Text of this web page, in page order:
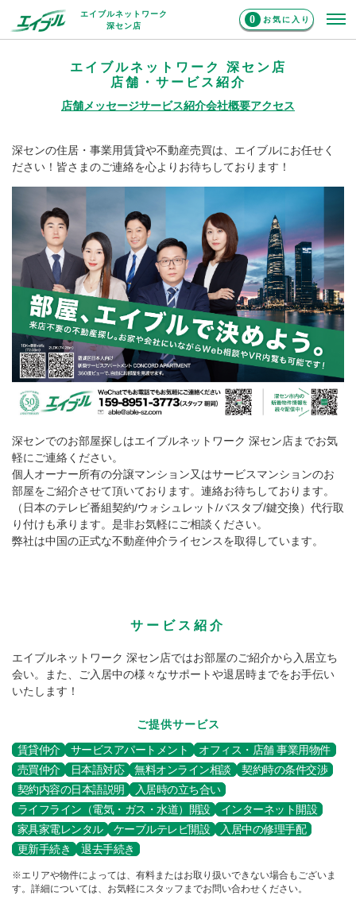
エイブルネットワーク
深セン店
0 お気に入り
エイブルネットワーク 深セン店
店舗・サービス紹介
店舗メッセージサービス紹介会社概要アクセス
深センの住居・事業用賃貸や不動産売買は、エイブルにお任せく
ださい！皆さまのご連絡を心よりお待ちしております！
深センでのお部屋探しはエイブルネットワーク 深セン店までお気
軽にご連絡ください。
個人オーナー所有の分譲マンション又はサービスマンションのお
部屋をご紹介させて頂いております。連絡お待ちしております。
（日本のテレビ番組契約/ウォシュレット/バスタブ/鍵交換）代行取
り付けも承ります。是非お気軽にご相談ください。
弊社は中国の正式な不動産仲介ライセンスを取得しています。
サービス紹介
エイブルネットワーク 深セン店ではお部屋のご紹介から入居立ち
会い。また、ご入居中の様々なサポートや退居時までをお手伝い
いたします！
ご提供サービス
賃貸仲介
サービスアパートメント
オフィス・店舗 事業用物件
売買仲介
日本語対応 無料オンライン相談
契約時の条件交渉
契約内容の日本語説明
入居時の立ち合い
ライフライン（電気・ガス・水道）開設
インターネット開設
家具家電レンタル
ケーブルテレビ開設
入居中の修理手配
更新手続き
退去手続き
※エリアや物件によっては、有料またはお取り扱いできない場合もございま
す。詳細については、お気軽にスタッフまでお問い合わせください。